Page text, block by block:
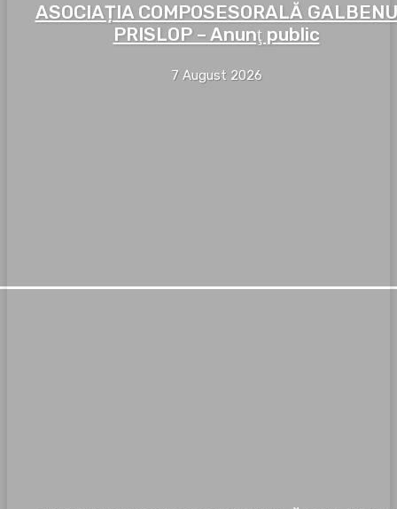
ASOCIAȚIA COMPOSESORALĂ GALBENU
PRISLOP – Anunţ public
7 August 2026